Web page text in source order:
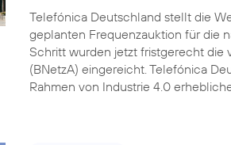
Telefónica Deutschland stellt die
geplanten Frequenzauktion für die
Schritt wurden jetzt fristgerecht die
(BNetzA) eingereicht. Telefónica
Rahmen von Industrie 4.0